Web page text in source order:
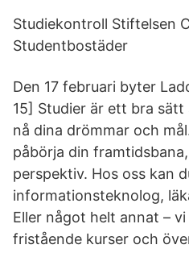
Studiekontroll Stiftelsen
Studentbostäder
Den 17 februari byter
15] Studier är ett bra
nå dina drömmar och
påbörja din
perspektiv. Hos oss kan
informationsteknolog,
Eller något helt annat –
fristående kurser och